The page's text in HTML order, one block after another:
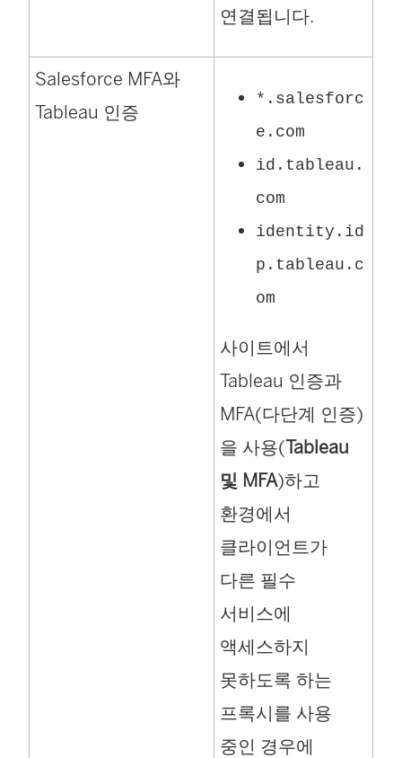
연결됩니다.
Salesforce MFA와
Tableau 인증
*.salesforc
e.com
id.tableau.
com
identity.id
p.tableau.c
om
사이트에서
Tableau 인증과
MFA(다단계 인증)
을 사용(Tableau
및 MFA)하고
환경에서
클라이언트가
다른 필수
서비스에
액세스하지
못하도록 하는
프록시를 사용
중인 경우에